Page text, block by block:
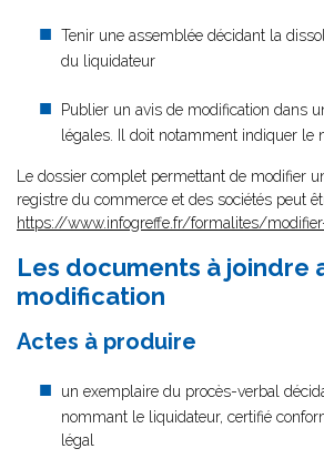
Tenir une assemblée décidant la
du liquidateur
Publier un avis de modification dans
légales. Il doit notamment indiquer le
Le dossier complet permettant de modifier
registre du commerce et des sociétés peut
https://www.infogreffe.fr/formalites/
Les documents à joindre
modification
Actes à produire
un exemplaire du procès-verbal
nommant le liquidateur, certifié
légal